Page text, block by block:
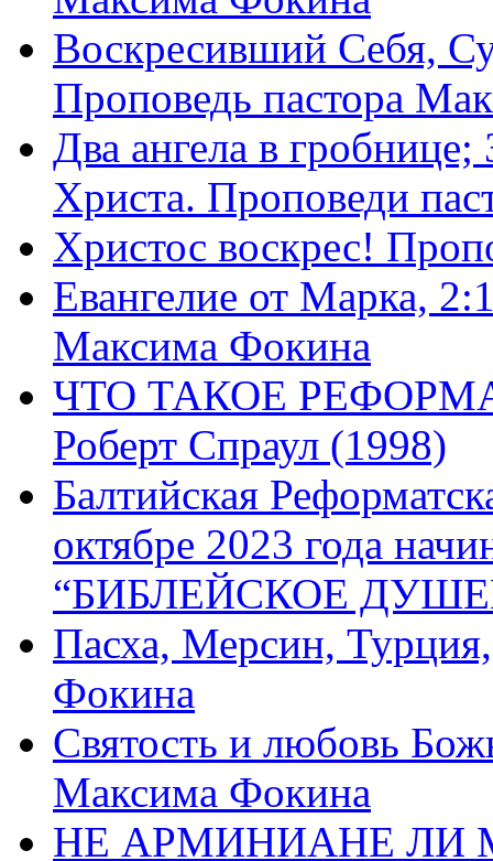
Воскресивший Себя,
Проповедь пастора
Два ангела в
Христа. Проповеди
Христос воскрес!
Евангелие от Марка,
Максима Фокина
ЧТО ТАКОЕ
Роберт Спраул (1998)
Балтийская
октябре 2023 года
“БИБЛЕЙСКОЕ
Пасха, Мерсин,
Фокина
Святость и любовь
Максима Фокина
НЕ АРМИНИАНЕ ЛИ